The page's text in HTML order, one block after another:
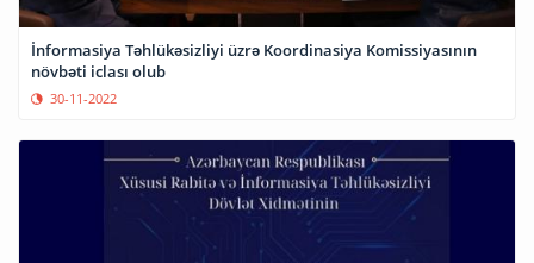
İnformasiya Təhlükəsizliyi üzrə Koordinasiya Komissiyasının
növbəti iclası olub
30-11-2022